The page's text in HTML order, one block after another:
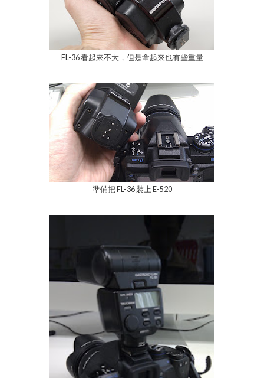
FL-36 看起來不大，但是拿起來也有些重量
準備把 FL-36 裝上 E-520